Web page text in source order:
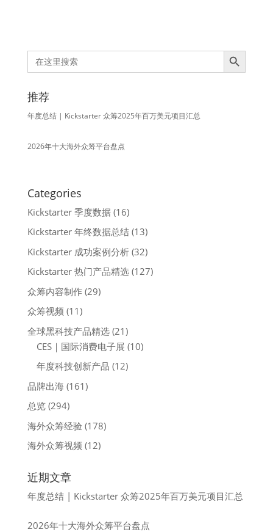
Search
for:
Search Button
推荐
年度总结 | Kickstarter 众筹2025年百万美元项目汇总
2026年十大海外众筹平台盘点
Categories
Kickstarter 季度数据(16)
Kickstarter 年终数据总结(13)
Kickstarter 成功案例分析(32)
Kickstarter 热门产品精选(127)
众筹内容制作(29)
众筹视频 (11)
全球黑科技产品精选(21)
CES｜国际消费电子展 (10)
年度科技创新产品 (12)
品牌出海(161)
总览(294)
海外众筹经验 (178)
海外众筹视频 (12)
近期文章
年度总结 | Kickstarter 众筹2025年百万美元项目汇总
2026年十大海外众筹平台盘点